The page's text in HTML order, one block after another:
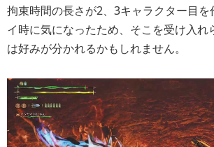
拘束時間の長さが2、3キャラクター目を
イ時に気になったため、そこを受け入れ
は好みが分かれるかもしれません。